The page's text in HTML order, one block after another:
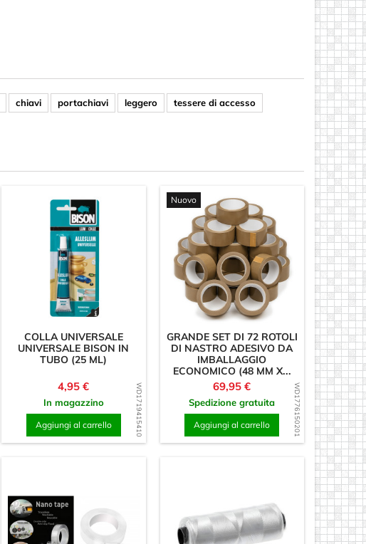
chiavi portachiavi leggero tessere di accesso
WD1719415410
COLLA UNIVERSALE
UNIVERSALE BISON IN
TUBO (25 ML)
Prezzo
4,95 €
In magazzino
Aggiungi al carrello WD1776150201
Nuovo
GRANDE SET DI 72 ROTOLI
DI NASTRO ADESIVO DA
IMBALLAGGIO
ECONOMICO (48 MM X...
Prezzo
69,95 €
Spedizione gratuita
Aggiungi al carrello